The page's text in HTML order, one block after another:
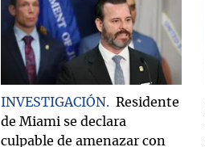
INVESTIGACIÓN
Residente
de Miami se declara
culpable de amenazar con